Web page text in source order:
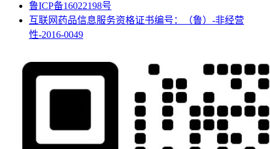
鲁ICP备16022198号
互联网药品信息服务资格证书编号：（鲁）-非经营
性-2016-0049